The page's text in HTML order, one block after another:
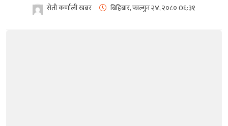
सेती कर्णाली खबर बिहिबार, फाल्गुन २४, २०८०0६:३१